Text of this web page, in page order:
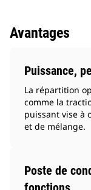
Avantages
Puissance,
La répartition
comme la
puissant vise à
et de mélange.
Poste de